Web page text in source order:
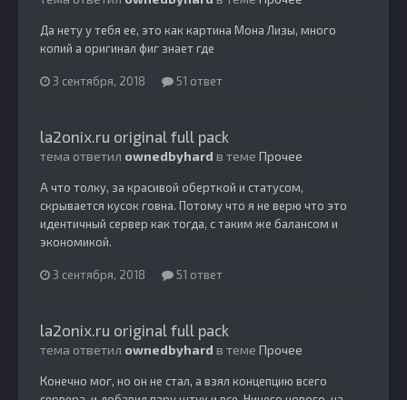
Да нету у тебя ее, это как картина Мона Лизы, много
копий а оригинал фиг знает где
3 сентября, 2018 51 ответ
la2onix.ru original full pack
тема ответил ownedbyhard в теме Прочее
А что толку, за красивой оберткой и статусом,
скрывается кусок говна. Потому что я не верю что это
идентичный сервер как тогда, с таким же балансом и
экономикой.
3 сентября, 2018 51 ответ
la2onix.ru original full pack
тема ответил ownedbyhard в теме Прочее
Конечно мог, но он не стал, а взял концепцию всего